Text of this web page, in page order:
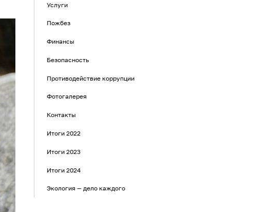
Услуги
Пожбез
Финансы
Безопасность
Противодействие коррупции
Фотогалерея
Контакты
Итоги 2022
Итоги 2023
Итоги 2024
Экология — дело каждого